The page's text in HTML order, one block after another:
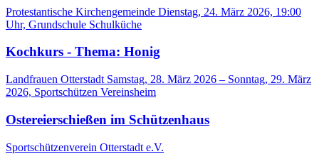
Protestantische Kirchengemeinde Dienstag, 24. März 2026, 19:00
Uhr, Grundschule Schulküche
Kochkurs - Thema: Honig
Landfrauen Otterstadt Samstag, 28. März 2026 – Sonntag, 29. März
2026, Sportschützen Vereinsheim
Ostereierschießen im Schützenhaus
Sportschützenverein Otterstadt e.V.